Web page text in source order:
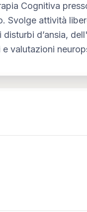
Cognitiva
Svolge attività
d’ansia,
valutazioni